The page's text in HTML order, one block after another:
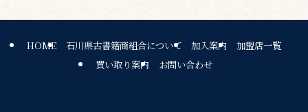
HOME 石川県古書籍商組合について 加入案内
加盟店一覧
買い取り案内
お問い合わせ